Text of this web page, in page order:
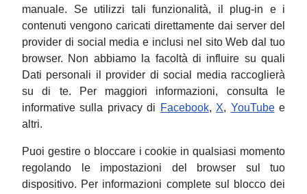
manuale. Se utilizzi tali funzionalità, il plug-in e i
contenuti vengono caricati direttamente dai server del
provider di social media e inclusi nel sito Web dal tuo
browser. Non abbiamo la facoltà di influire su quali
Dati personali il provider di social media raccoglierà
su di te. Per maggiori informazioni, consulta le
informative sulla privacy di Facebook, X, YouTubee
altri.
Puoi gestire o bloccare i cookie in qualsiasi momento
regolando le impostazioni del browser sul tuo
dispositivo. Per informazioni complete sul blocco dei